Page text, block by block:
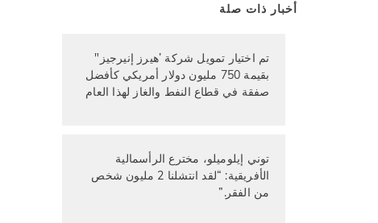
أخبار ذات صلة
تم اختيار تمويل شركة ’هيرز إنيرجيز"
بقيمة 750 مليون دولار أمريكي كأفضل
صفقة في قطاع النفط والغاز لهذا العام
توني إيلوميلو، مخترع الرأسمالية
الأفريقية: “لقد انتشلنا 2 مليون شخص
من الفقر.”